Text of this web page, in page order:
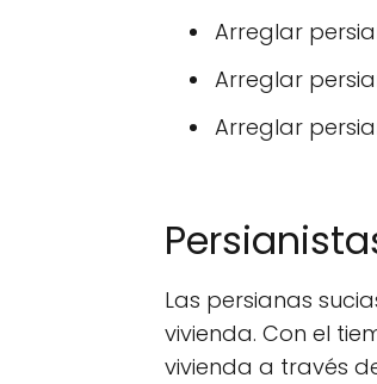
Arreglar
Arreglar
Arreglar
Las persianas
vivienda. Con el
vivienda a través